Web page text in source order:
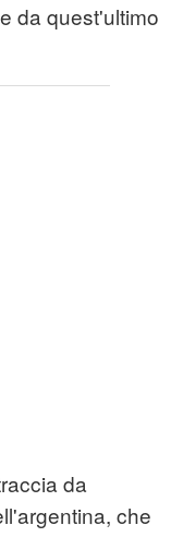
da quest'ultimo
da
che